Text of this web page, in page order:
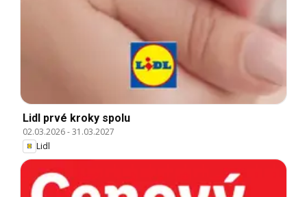
Lidl prvé kroky spolu
02.03.2026-31.03.2027
Lidl